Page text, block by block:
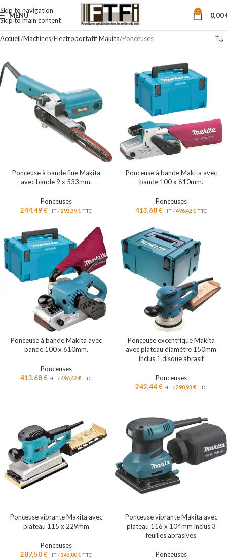
Skip to navigation
Skip to main content
MENU 0 0,00
Accueil Machines Electroportatif Makita Ponceuses
Ponceuse à bande fine Makita
avec bande 9 x 533mm.
Ponceuses
244,49€ HT /293,39€TTC
Ponceuse à bande Makita avec
bande 100 x 610mm.
Ponceuses
413,68€ HT /496,42 €TTC
Ponceuse à bande Makita avec
bande 100 x 610mm.
Ponceuses
413,68€ HT /496,42 €TTC
Ponceuse excentrique Makita
avec plateau diamètre 150mm
inclus 1 disque abrasif
Ponceuses
242,44€ HT /290,93 €TTC
Ponceuse vibrante Makita avec
plateau 115 x 229mm
Ponceuses
287,50€ HT /345,00€TTC
Ponceuse vibrante Makita avec
plateau 116 x 104mm inclus 3
feuilles abrasives
Ponceuses